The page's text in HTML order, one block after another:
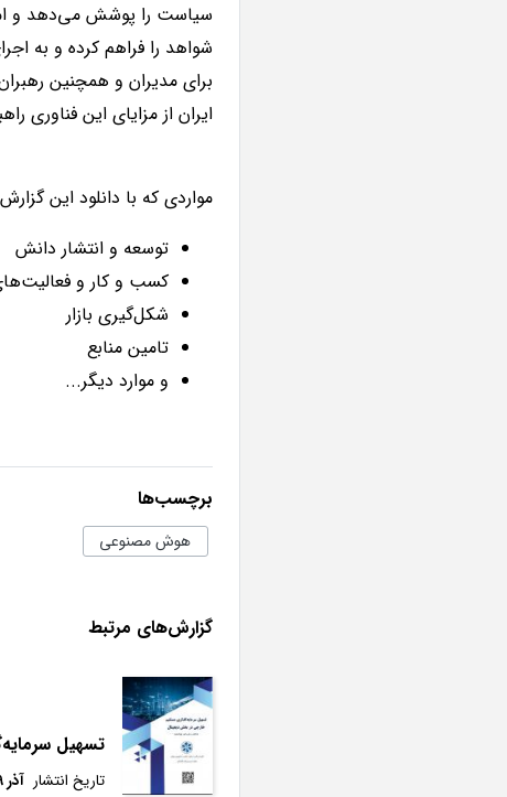
سیاست را پوشش می‌دهد و
شواهد را فراهم کرده و به
برای مدیران و همچنین
ایران از مزایای این فناوری
مواردی که با دانلود این
توسعه و انتشار دانش
کسب و کار و فعالیت‌های
شکل‌گیری بازار
تامین منابع
و موارد دیگر...
برچسب‌ها
هوش مصنوعی
گزارش‌های مرتبط
تسهیل
تاریخ انتشار آذر 1399